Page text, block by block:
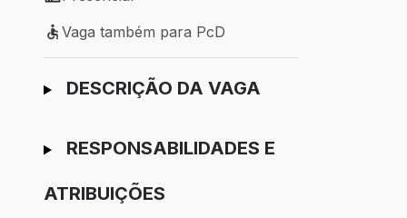
Modelo de trabalho: Presencial
Vaga também para PcD
Vaga também para PcD
Ir para candidatura
DESCRIÇÃO DA VAGA
RESPONSABILIDADES E
ATRIBUIÇÕES